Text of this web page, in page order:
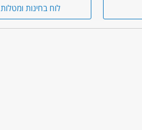
לוח בחינות ומטלות